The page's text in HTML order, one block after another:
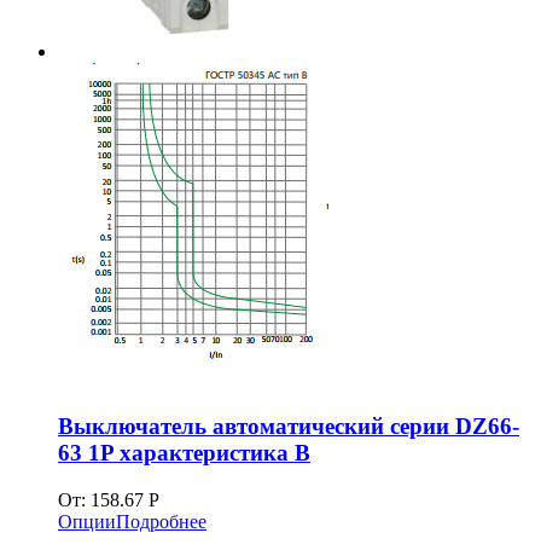
Выключатель автоматический серии DZ66-
63 1P характеристика В
От: 158.67 Р
ОпцииПодробнее